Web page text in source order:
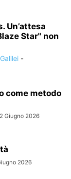
Un’attesa
Star" non
-
come metodo
Giugno 2026
2026